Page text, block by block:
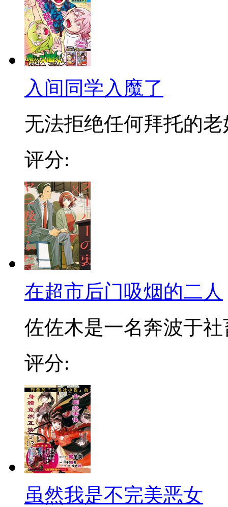
入间同学入魔了
无法拒绝任何拜托的老
评分:
在超市后门吸烟的二人
佐佐木是一名奔波于社
评分:
虽然我是不完美恶女